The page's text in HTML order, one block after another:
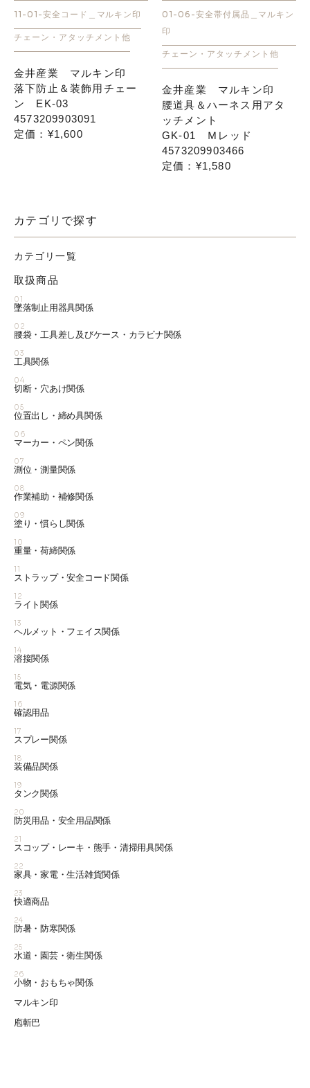
11-01-安全コード＿マルキン印
チェーン・アタッチメント他
金井産業 マルキン印
落下防止＆装飾用チェー
ン EK-03
4573209903091
定価：¥1,600
01-06-安全帯付属品＿マルキン
印
チェーン・アタッチメント他
金井産業 マルキン印
腰道具＆ハーネス用アタ
ッチメント
GK-01 Ｍレッド
4573209903466
定価：¥1,580
カテゴリで探す
カテゴリ一覧
取扱商品
01
墜落制止用器具関係
02
腰袋・工具差し及びケース・カラビナ関係
03
工具関係
04
切断・穴あけ関係
05
位置出し・締め具関係
06
マーカー・ペン関係
07
測位・測量関係
08
作業補助・補修関係
09
塗り・慣らし関係
10
重量・荷締関係
11
ストラップ・安全コード関係
12
ライト関係
13
ヘルメット・フェイス関係
14
溶接関係
15
電気・電源関係
16
確認用品
17
スプレー関係
18
装備品関係
19
タンク関係
20
防災用品・安全用品関係
21
スコップ・レーキ・熊手・清掃用具関係
22
家具・家電・生活雑貨関係
23
快適商品
24
防暑・防寒関係
25
水道・園芸・衛生関係
26
小物・おもちゃ関係
マルキン印
庖斬巴